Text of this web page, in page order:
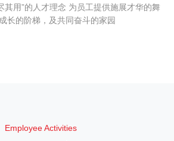
其用”的人才理念 为员工提供施展才华的舞
长的阶梯，及共同奋斗的家园
Employee Activities